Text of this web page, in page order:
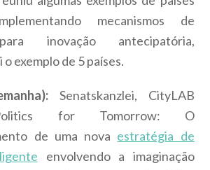
mecanismos de
inovação antecipatória,
exemplo de 5 países.
Senatskanzlei, CityLAB
for Tomorrow: O
de uma nova estratégia de
envolvendo a imaginação